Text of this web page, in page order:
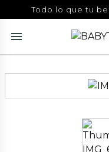
Todo lo que tu